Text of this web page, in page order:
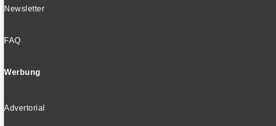
Newsletter
FAQ
Werbung
Advertorial